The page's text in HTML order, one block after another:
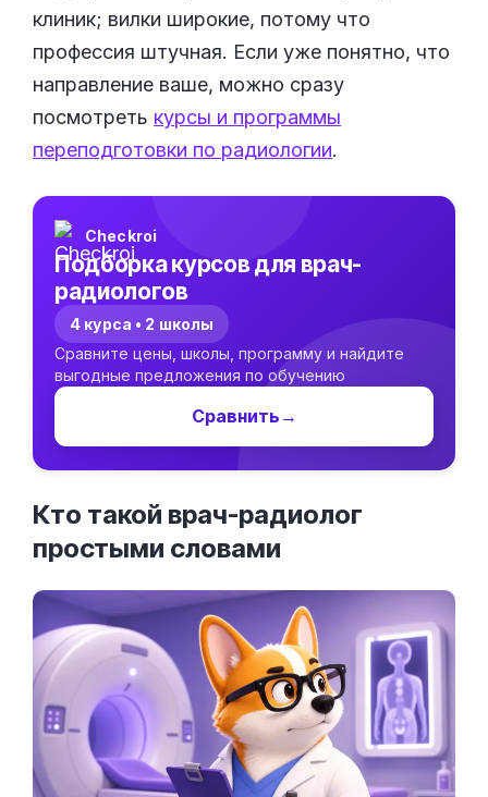
клиник; вилки широкие, потому что
профессия штучная. Если уже понятно, что
направление ваше, можно сразу
посмотреть курсы и программы
переподготовки по радиологии.
Checkroi
Подборка курсов для врач-
радиологов
4 курса • 2 школы
Сравните цены, школы, программу и найдите
выгодные предложения по обучению
Сравнить →
Кто такой врач-радиолог
простыми словами